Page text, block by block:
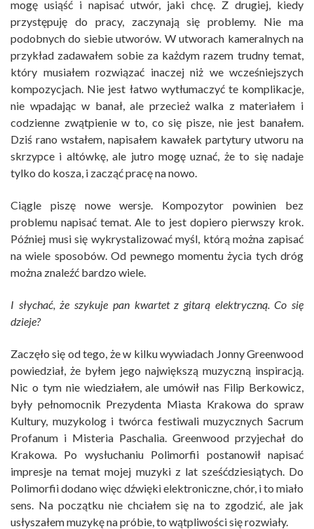
mogę usiąść i napisać utwór, jaki chcę. Z drugiej, kiedy
przystępuję do pracy, zaczynają się problemy. Nie ma
podobnych do siebie utworów. W utworach kameralnych na
przykład zadawałem sobie za każdym razem trudny temat,
który musiałem rozwiązać inaczej niż we wcześniejszych
kompozycjach. Nie jest łatwo wytłumaczyć te komplikacje,
nie wpadając w banał, ale przecież walka z materiałem i
codzienne zwątpienie w to, co się pisze, nie jest banałem.
Dziś rano wstałem, napisałem kawałek partytury utworu na
skrzypce i altówkę, ale jutro mogę uznać, że to się nadaje
tylko do kosza, i zacząć pracę na nowo.
Ciągle piszę nowe wersje. Kompozytor powinien bez
problemu napisać temat. Ale to jest dopiero pierwszy krok.
Później musi się wykrystalizować myśl, którą można zapisać
na wiele sposobów. Od pewnego momentu życia tych dróg
można znaleźć bardzo wiele.
I słychać, że szykuje pan kwartet z gitarą elektryczną. Co się
dzieje?
Zaczęło się od tego, że w kilku wywiadach Jonny Greenwood
powiedział, że byłem jego największą muzyczną inspiracją.
Nic o tym nie wiedziałem, ale umówił nas Filip Berkowicz,
były pełnomocnik Prezydenta Miasta Krakowa do spraw
Kultury, muzykolog i twórca festiwali muzycznych Sacrum
Profanum i Misteria Paschalia. Greenwood przyjechał do
Krakowa. Po wysłuchaniu Polimorfii postanowił napisać
impresje na temat mojej muzyki z lat sześćdziesiątych. Do
Polimorfii dodano więc dźwięki elektroniczne, chór, i to miało
sens. Na początku nie chciałem się na to zgodzić, ale jak
usłyszałem muzykę na próbie, to wątpliwości się rozwiały.